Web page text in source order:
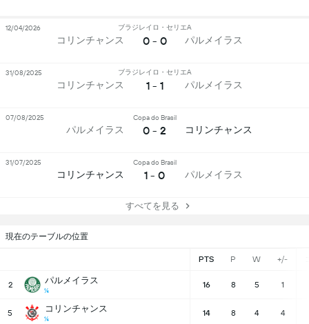
現在のテーブルの位置
PTS P W +/-
2 パルメイラス
¼
16 8 5 1
5 コリンチャンス
¼
14 8 4 4
コリンチャンス
ブラジレイロ・セリエA
0 - 0 パルメイラス
12/04/2026
コリンチャンス
ブラジレイロ・セリエA
1 - 1 パルメイラス
31/08/2025
パルメイラス
Copa do Brasil
0 - 2 コリンチャンス
07/08/2025
コリンチャンス
Copa do Brasil
1 - 0 パルメイラス
31/07/2025
すべてを見る